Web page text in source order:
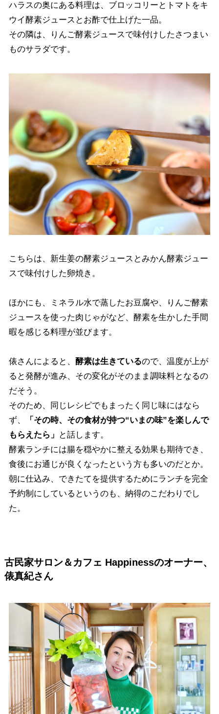
ハラスの奥にある料理は、ブロッコリーとトマトをキ
ウイ酵素ジュースとお酢で仕上げた一品。
その隣は、りんご酵素ジュースで味付けしたさつまい
ものサラダです。
こちらは、新生姜の酵素ジュースとみかん酵素ジュー
スで味付けした卵焼き。
ほかにも、ミネラル水で蒸したお豆腐や、りんご酵素
ジュースを使った肉じゃがなど、酵素を生かした手間
暇を感じる料理が並びます。
俵さんによると、 酵素は生きているので、温度が上が
ると発酵が進み、その変化がそのまま調味料となるの
だそう。
そのため、同じレシピでもまったく同じ味にはなら
ず、
「その時、その食材が持つ“いまの味”を楽しんで
もらえたら」
と話します。
酵素ランチには腸を穏やかに整える効果も期待でき、
食後にお通じが良くなったという方も多いのだとか。
朝に仕込み、できたてを提供するためにランチを完全
予約制にしているというのも、納得のこだわりでし
た。
古民家サロン＆カフェ Happinessのオーナー、
俵真紀さん